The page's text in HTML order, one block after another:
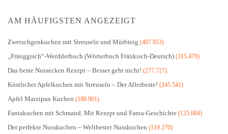
AM HÄUFIGSTEN ANGEZEIGT
Zwetschgenkuchen mit Streuseln und Mürbteig (407.953)
„Fränggisch“-Werdderbuch (Wörterbuch Fränkisch-Deutsch) (315.479)
Das beste Nussecken Rezept – Besser geht nicht! (277.727)
Köstlicher Apfelkuchen mit Streuseln – Der Allerbeste! (245.541)
Apfel Marzipan Kuchen (180.901)
Fantakuchen mit Schmand. Mit Rezept und Fanta-Geschichte (125.004)
Der perfekte Nusskuchen – Weltbester Nusskuchen (119.270)